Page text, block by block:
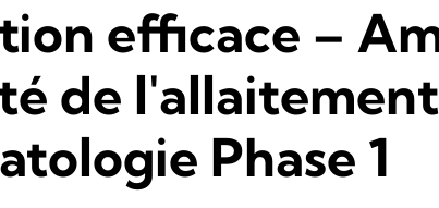
efficace –
de
Phase 1